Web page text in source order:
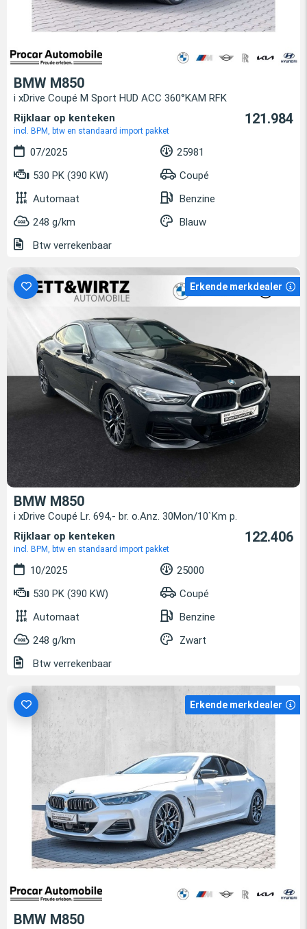
BMW M850
i xDrive Coupé M Sport HUD ACC 360°KAM RFK
Rijklaar op kenteken
incl. BPM, btw en standaard import pakket
121.984
07/2025
25981
530 PK (390 KW)
Coupé
Automaat
Benzine
248 g/km
Blauw
Btw verrekenbaar
Erkende merkdealer
BMW M850
i xDrive Coupé Lr. 694,- br. o.Anz. 30Mon/10`Km p.
Rijklaar op kenteken
incl. BPM, btw en standaard import pakket
122.406
10/2025
25000
530 PK (390 KW)
Coupé
Automaat
Benzine
248 g/km
Zwart
Btw verrekenbaar
Erkende merkdealer
BMW M850